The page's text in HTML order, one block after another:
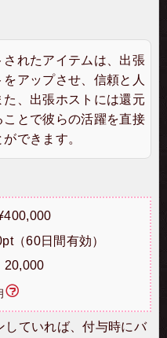
れたアイテムは、出張
アップさせ、信頼と人
、出張ホストには還元
とで彼らの活躍を直接
できます。
（60日間有効）
20,000
していれば、付与時にバ